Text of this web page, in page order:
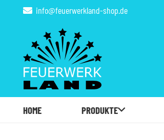
info@feuerwerkland-shop.de
HOME PRODUKTE